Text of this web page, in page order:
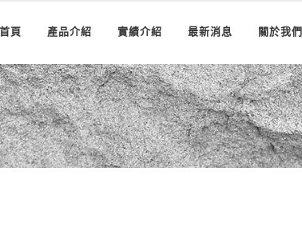
首頁 產品介紹 實績介紹 最新消息 關於我們